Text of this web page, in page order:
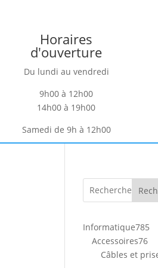
Horaires
d'ouverture
Du lundi au vendredi
9h00 à 12h00
14h00 à 19h00
Samedi de 9h à 12h00
Informatique785
Accessoires7676
Câbles et